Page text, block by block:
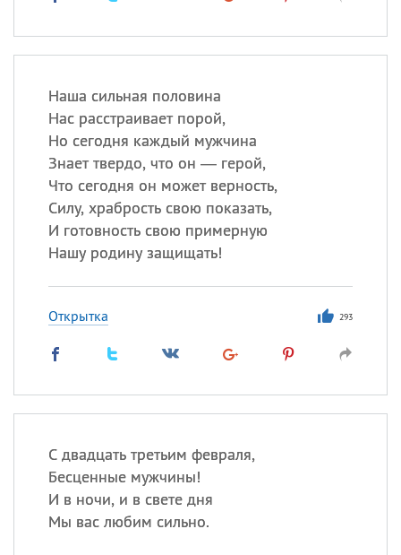
Наша сильная половина
Нас расстраивает порой,
Но сегодня каждый мужчина
Знает твердо, что он — герой,
Что сегодня он может верность,
Силу, храбрость свою показать,
И готовность свою примерную
Нашу родину защищать!
Открытка 293
С двадцать третьим февраля,
Бесценные мужчины!
И в ночи, и в свете дня
Мы вас любим сильно.